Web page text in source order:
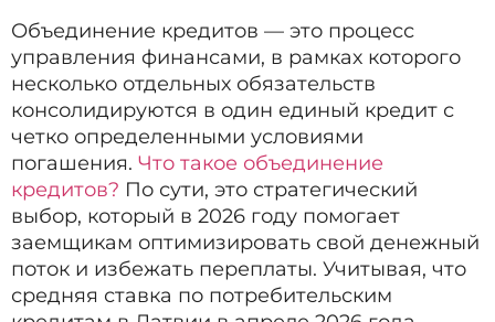
Объединение кредитов — это процесс
управления финансами, в рамках которого
несколько отдельных обязательств
консолидируются в один единый кредит с
четко определенными условиями
погашения. Что такое объединение
кредитов? По сути, это стратегический
выбор, который в 2026 году помогает
заемщикам оптимизировать свой денежный
поток и избежать переплаты. Учитывая, что
средняя ставка по потребительским